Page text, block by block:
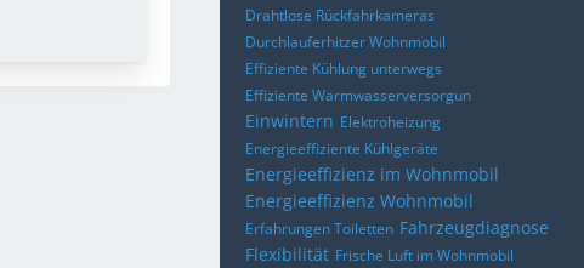
Drahtlose Rückfahrkameras
Durchlauferhitzer Wohnmobil
Effiziente Kühlung unterwegs
Effiziente Warmwasserversorgun
Einwintern Elektroheizung
Energieeffiziente Kühlgeräte
Energieeffizienz im Wohnmobil
Energieeffizienz Wohnmobil
Erfahrungen Toiletten Fahrzeugdiagnose
Flexibilität Frische Luft im Wohnmobil